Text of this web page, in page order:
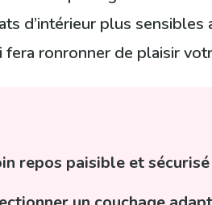
d’intérieur plus
ronronner de plaisir
repos paisible et sécurisé